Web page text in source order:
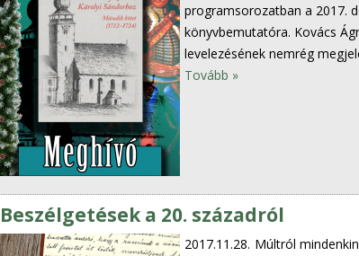
programsorozatban a 2017.
könyvbemutatóra. Kovács
levelezésének nemrég
Tovább »
Beszélgetések a 20. századról
2017.11.28. Múltról